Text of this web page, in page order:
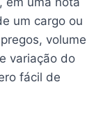
um cargo ou
volume
variação do
fácil de